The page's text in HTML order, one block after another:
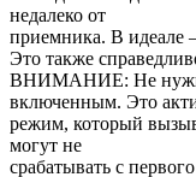
недалеко от
приемника. В идеале
Это также
ВНИМАНИЕ: Не
включенным. Это
режим, который
могут не
срабатывать с